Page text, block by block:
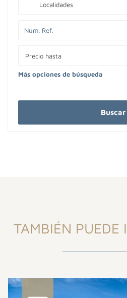
Localidades
Precio hasta
Más opciones de búsqueda
Buscar
TAMBIÉN PUEDE